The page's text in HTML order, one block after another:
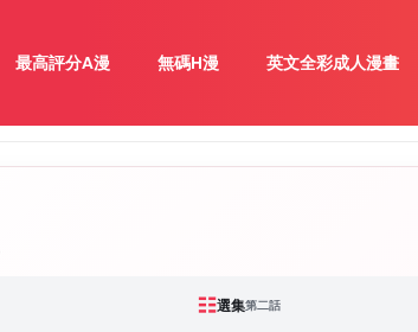
最高評分A漫 無碼H漫 英文全彩成人漫畫
☷選集第二話